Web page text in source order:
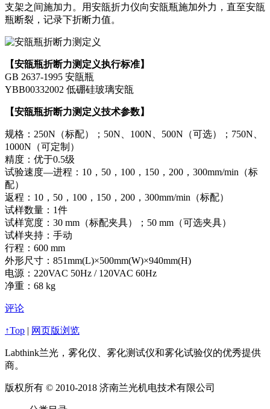
支架之间施加力。用安瓿折力仪向安瓿瓶施加外力，直至安瓿
瓶断裂，记录下折断力值。
【安瓿瓶折断力测定义执行标准】
GB 2637-1995 安瓿瓶
YBB00332002 低硼硅玻璃安瓿
【安瓿瓶折断力测定义技术参数】
规格：250N（标配）；50N、100N、500N（可选）；750N、
1000N（可定制）
精度：优于0.5级
试验速度—进程：10，50，100，150，200，300mm/min（标
配）
返程：10，50，100，150，200，300mm/min（标配）
试样数量：1件
试样宽度：30 mm（标配夹具）；50 mm（可选夹具）
试样夹持：手动
行程：600 mm
外形尺寸：851mm(L)×500mm(W)×940mm(H)
电源：220VAC 50Hz / 120VAC 60Hz
净重：68 kg
评论
↑Top | 网页版浏览
Labthink兰光，雾化仪、雾化测试仪和雾化试验仪的优秀提供
商。
版权所有 © 2010-2018 济南兰光机电技术有限公司